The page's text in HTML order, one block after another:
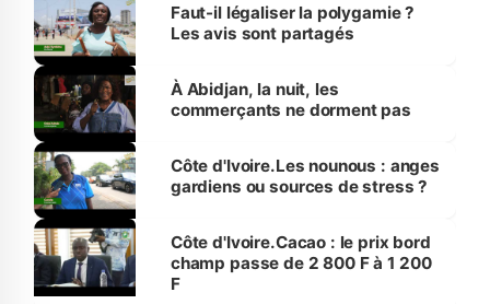
Faut-il légaliser la polygamie ?
Les avis sont partagés
À Abidjan, la nuit, les
commerçants ne dorment pas
Côte d'Ivoire.Les nounous : anges
gardiens ou sources de stress ?
Côte d'Ivoire.Cacao : le prix bord
champ passe de 2 800 F à 1 200
F